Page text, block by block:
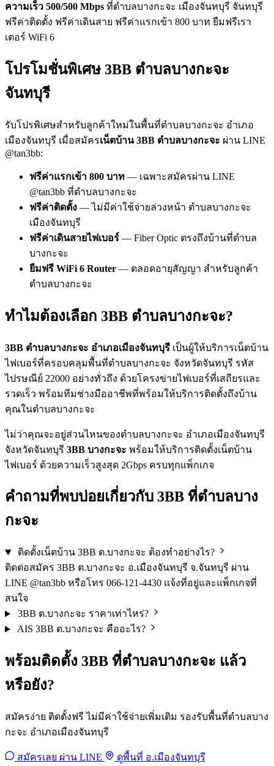
ความเร็ว 500/500 Mbps ที่ตำบลบางกะจะ เมืองจันทบุรี จันทบุรี
ฟรีค่าติดตั้ง ฟรีค่าเดินสาย ฟรีค่าแรกเข้า 800 บาท ยืมฟรีเรา
เตอร์ WiFi 6
โปรโมชั่นพิเศษ 3BB ตำบลบางกะจะ
จันทบุรี
รับโปรพิเศษสำหรับลูกค้าใหม่ในพื้นที่ตำบลบางกะจะ อำเภอ
เมืองจันทบุรี เมื่อสมัครเน็ตบ้าน 3BB ตำบลบางกะจะ ผ่าน LINE
@tan3bb:
ฟรีค่าแรกเข้า 800 บาท — เฉพาะสมัครผ่าน LINE
@tan3bb ที่ตำบลบางกะจะ
ฟรีค่าติดตั้ง — ไม่มีค่าใช้จ่ายล่วงหน้า ตำบลบางกะจะ
เมืองจันทบุรี
ฟรีค่าเดินสายไฟเบอร์ — Fiber Optic ตรงถึงบ้านที่ตำบล
บางกะจะ
ยืมฟรี WiFi 6 Router — ตลอดอายุสัญญา สำหรับลูกค้า
ตำบลบางกะจะ
ทำไมต้องเลือก 3BB ตำบลบางกะจะ?
3BB ตำบลบางกะจะ อำเภอเมืองจันทบุรี เป็นผู้ให้บริการเน็ตบ้าน
ไฟเบอร์ที่ครอบคลุมพื้นที่ตำบลบางกะจะ จังหวัดจันทบุรี รหัส
ไปรษณีย์ 22000 อย่างทั่วถึง ด้วยโครงข่ายไฟเบอร์ที่เสถียรและ
รวดเร็ว พร้อมทีมช่างมืออาชีพที่พร้อมให้บริการติดตั้งถึงบ้าน
คุณในตำบลบางกะจะ
ไม่ว่าคุณจะอยู่ส่วนไหนของตำบลบางกะจะ อำเภอเมืองจันทบุรี
จังหวัดจันทบุรี 3BB บางกะจะ พร้อมให้บริการติดตั้งเน็ตบ้าน
ไฟเบอร์ ด้วยความเร็วสูงสุด 2Gbps ครบทุกแพ็กเกจ
คำถามที่พบบ่อยเกี่ยวกับ 3BB ที่ตำบลบาง
กะจะ
ติดตั้งเน็ตบ้าน 3BB ต.บางกะจะ ต้องทำอย่างไร?
ติดต่อสมัคร 3BB ต.บางกะจะ อ.เมืองจันทบุรี จ.จันทบุรี ผ่าน
LINE @tan3bb หรือโทร 066-121-4430 แจ้งที่อยู่และแพ็กเกจที่
สนใจ
3BB ต.บางกะจะ ราคาเท่าไหร่?
AIS 3BB ต.บางกะจะ คืออะไร?
พร้อมติดตั้ง 3BB ที่ตำบลบางกะจะ แล้ว
หรือยัง?
สมัครง่าย ติดตั้งฟรี ไม่มีค่าใช้จ่ายเพิ่มเติม รองรับพื้นที่ตำบลบาง
กะจะ อำเภอเมืองจันทบุรี
สมัครเลย ผ่าน LINE ดูพื้นที่ อ.เมืองจันทบุรี